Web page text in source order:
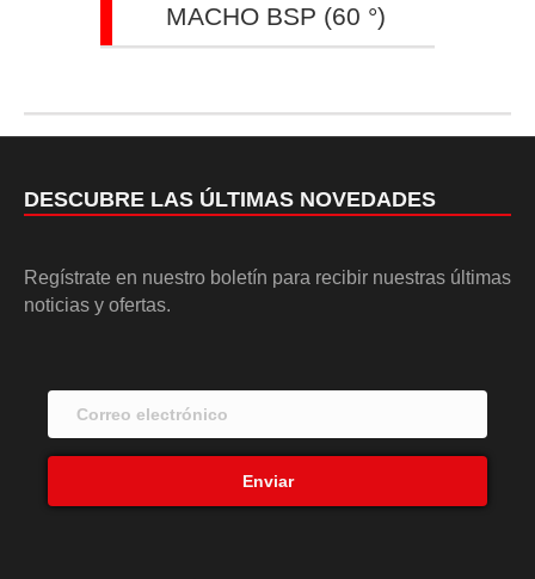
MACHO BSP (60 °)
DESCUBRE LAS ÚLTIMAS NOVEDADES
Regístrate en nuestro boletín para recibir nuestras últimas
noticias y ofertas.
Enviar